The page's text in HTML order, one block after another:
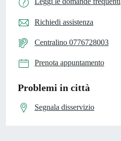
Richiedi assistenza
Centralino 0776728003
Prenota appuntamento
Problemi in città
Segnala disservizio